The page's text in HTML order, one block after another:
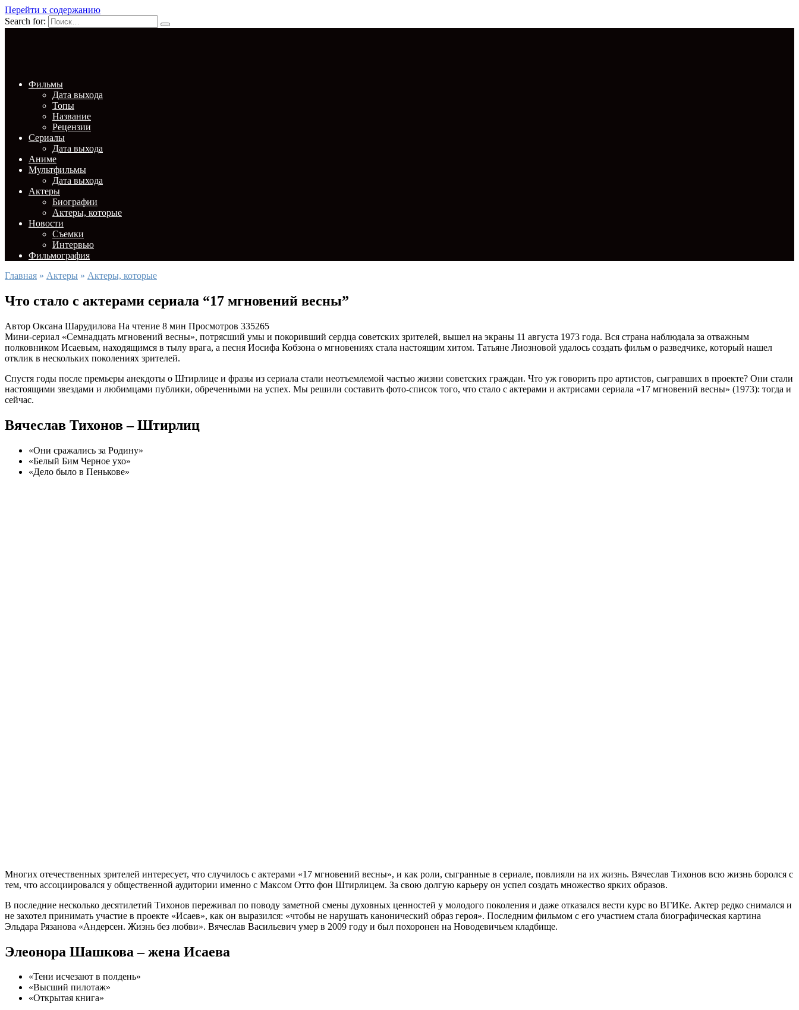
Перейти к содержанию
Search for:
Фильмы
Дата выхода
Топы
Название
Рецензии
Сериалы
Дата выхода
Аниме
Мультфильмы
Дата выхода
Актеры
Биографии
Актеры, которые
Новости
Съемки
Интервью
Фильмография
Главная » Актеры » Актеры, которые
Что стало с актерами сериала “17 мгновений весны”
Автор Оксана Шарудилова На чтение 8 мин Просмотров 335265
Мини-сериал «Семнадцать мгновений весны», потрясший умы и покоривший сердца советских зрителей, вышел на экраны 11 августа 1973 года. Вся страна наблюдала за отважным
полковником Исаевым, находящимся в тылу врага, а песня Иосифа Кобзона о мгновениях стала настоящим хитом. Татьяне Лиозновой удалось создать фильм о разведчике, который нашел
отклик в нескольких поколениях зрителей.
Спустя годы после премьеры анекдоты о Штирлице и фразы из сериала стали неотъемлемой частью жизни советских граждан. Что уж говорить про артистов, сыгравших в проекте? Они стали
настоящими звездами и любимцами публики, обреченными на успех. Мы решили составить фото-список того, что стало с актерами и актрисами сериала «17 мгновений весны» (1973): тогда и
сейчас.
Вячеслав Тихонов – Штирлиц
«Они сражались за Родину»
«Белый Бим Черное ухо»
«Дело было в Пенькове»
Многих отечественных зрителей интересует, что случилось с актерами «17 мгновений весны», и как роли, сыгранные в сериале, повлияли на их жизнь. Вячеслав Тихонов всю жизнь боролся с
тем, что ассоциировался у общественной аудитории именно с Максом Отто фон Штирлицем. За свою долгую карьеру он успел создать множество ярких образов.
В последние несколько десятилетий Тихонов переживал по поводу заметной смены духовных ценностей у молодого поколения и даже отказался вести курс во ВГИКе. Актер редко снимался и
не захотел принимать участие в проекте «Исаев», как он выразился: «чтобы не нарушать канонический образ героя». Последним фильмом с его участием стала биографическая картина
Эльдара Рязанова «Андерсен. Жизнь без любви». Вячеслав Васильевич умер в 2009 году и был похоронен на Новодевичьем кладбище.
Элеонора Шашкова – жена Исаева
«Тени исчезают в полдень»
«Высший пилотаж»
«Открытая книга»